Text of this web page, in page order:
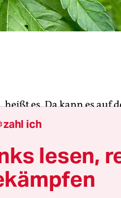
heißt es. Da kann es auf
kommen,
vermessen will.
dem Film„Der
Alfred Hitchcock aus
anfänglich reichlich
zahl ich
lesen,